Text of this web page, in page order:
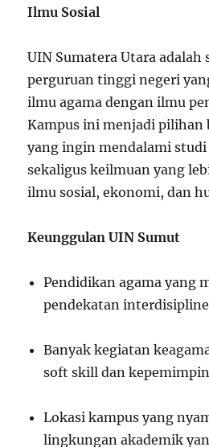
Ilmu Sosial
UIN Sumatera Utara adalah
perguruan tinggi negeri
ilmu agama dengan ilmu
Kampus ini menjadi pilihan
yang ingin mendalami studi
sekaligus keilmuan yang
ilmu sosial, ekonomi, dan
Keunggulan UIN Sumut
Pendidikan agama yang
pendekatan
Banyak kegiatan
soft skill dan
Lokasi kampus yang
lingkungan akademik